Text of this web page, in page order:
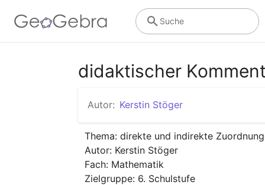
Suche
didaktischer
Autor: Kerstin Stöger
Thema: direkte und indirekte
Autor: Kerstin Stöger
Fach: Mathematik
Zielgruppe: 6. Schulstufe